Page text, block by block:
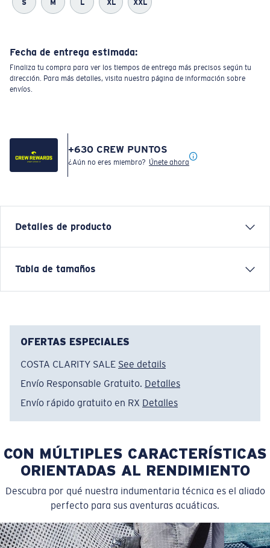
S M L XL XXL
Fecha de entrega estimada:
Finaliza tu compra para ver los tiempos de entrega más precisos según tu
dirección. Para más detalles, visita nuestra página de información sobre
envíos.
+630 CREW PUNTOS
¿Aún no eres miembro? Únete ahora
Detalles de producto
When the sun dips low and the breeze picks up, Costa
spent, these layers are crafted for comfort, durability,
and everyday life shaped by the ocean.
Nombre del modelo:Del Mar Thermal Crew
Artículo n.°:FQA401323-29D
Tamaño:L
Tabla de tamaños
OFERTAS ESPECIALES
COSTA CLARITY SALE See details
Envío Responsable Gratuito. Detalles
Envío rápido gratuito en RX Detalles
CON MÚLTIPLES CARACTERÍSTICAS
ORIENTADAS AL RENDIMIENTO
Descubra por qué nuestra indumentaria técnica es el aliado
perfecto para sus aventuras acuáticas.